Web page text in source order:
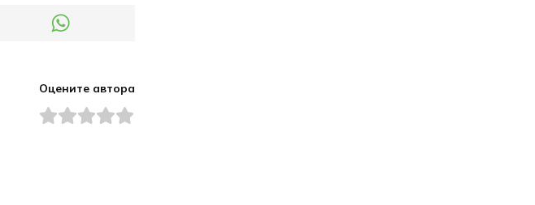
Оцените автора